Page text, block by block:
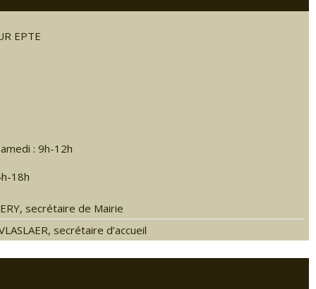
EPTE
: 9h-12h
18h
secrétaire de Mairie
secrétaire d’accueil